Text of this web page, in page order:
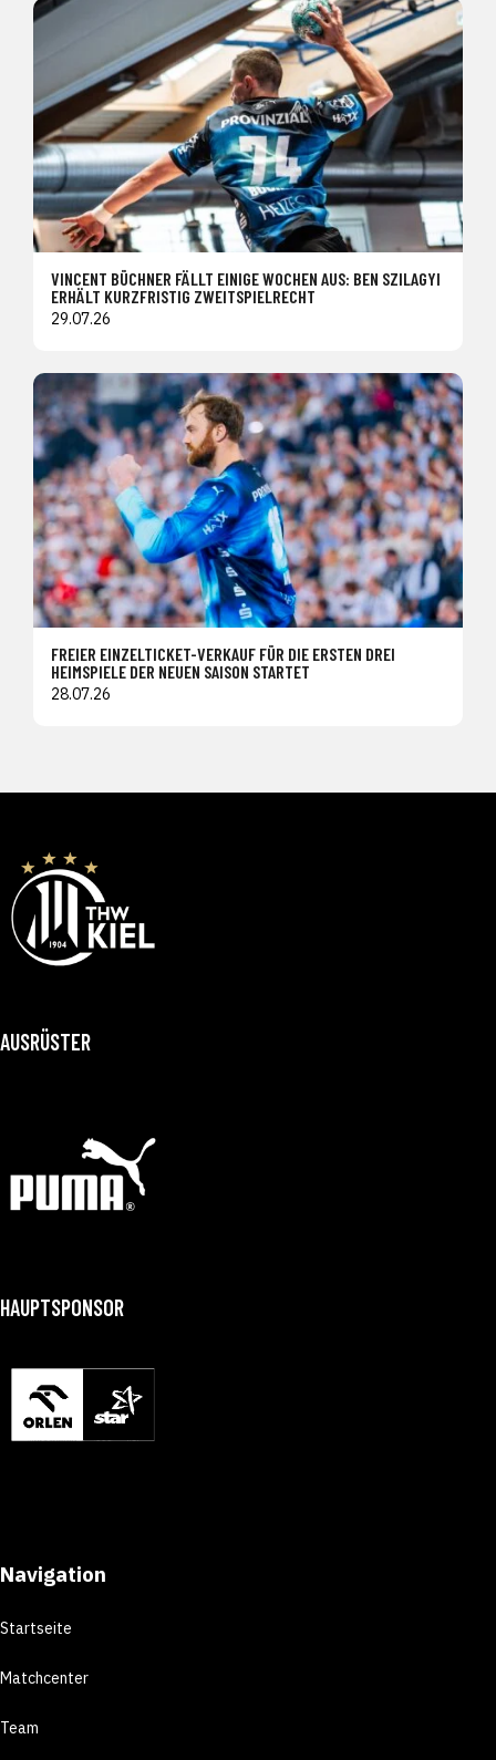
VINCENT BÜCHNER FÄLLT EINIGE WOCHEN AUS: BEN SZILAGYI
ERHÄLT KURZFRISTIG ZWEITSPIELRECHT
29.07.26
FREIER EINZELTICKET-VERKAUF FÜR DIE ERSTEN DREI
HEIMSPIELE DER NEUEN SAISON STARTET
28.07.26
AUSRÜSTER
HAUPTSPONSOR
Navigation
Startseite
Matchcenter
Team